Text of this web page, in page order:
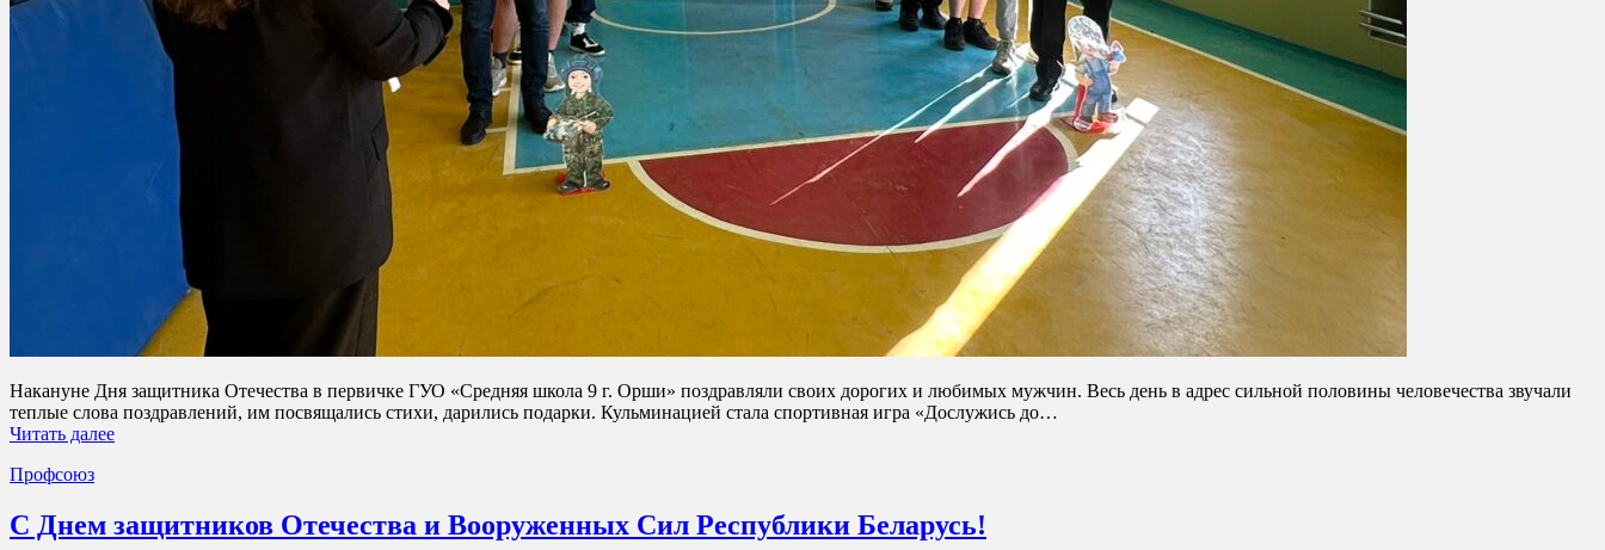
Накануне Дня защитника Отечества в первичке ГУО «Средняя школа 9 г. Орши» поздравляли своих дорогих и любимых мужчин. Весь день в адрес сильной половины человечества звучали
теплые слова поздравлений, им посвящались стихи, дарились подарки. Кульминацией стала спортивная игра «Дослужись до…
Читать далее
Профсоюз
С Днем защитников Отечества и Вооруженных Сил Республики Беларусь!